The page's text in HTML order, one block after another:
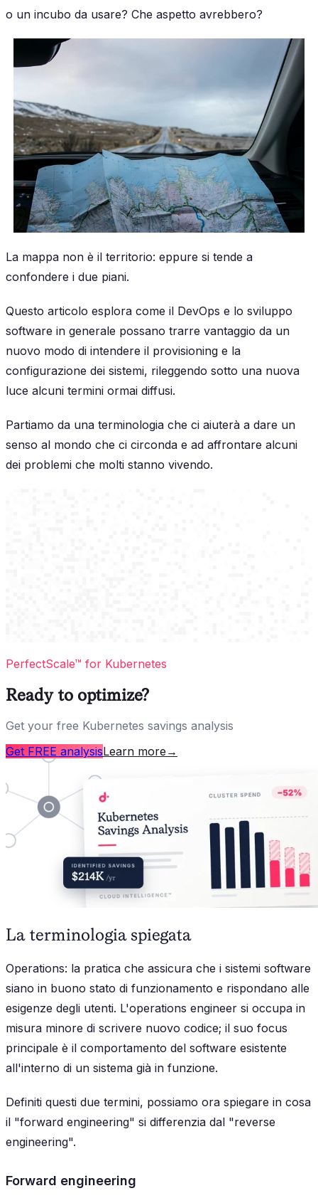
o un incubo da usare? Che aspetto avrebbero?
La mappa non è il territorio: eppure si tende a
confondere i due piani.
Questo articolo esplora come il DevOps e lo sviluppo
software in generale possano trarre vantaggio da un
nuovo modo di intendere il provisioning e la
configurazione dei sistemi, rileggendo sotto una nuova
luce alcuni termini ormai diffusi.
Partiamo da una terminologia che ci aiuterà a dare un
senso al mondo che ci circonda e ad affrontare alcuni
dei problemi che molti stanno vivendo.
PerfectScale™ for Kubernetes
Ready to optimize?
Get your free Kubernetes savings analysis
Get FREE analysisLearn more →
La terminologia spiegata
Operations: la pratica che assicura che i sistemi software
siano in buono stato di funzionamento e rispondano alle
esigenze degli utenti. L'operations engineer si occupa in
misura minore di scrivere nuovo codice; il suo focus
principale è il comportamento del software esistente
all'interno di un sistema già in funzione.
Definiti questi due termini, possiamo ora spiegare in cosa
il "forward engineering" si differenzia dal "reverse
engineering".
Forward engineering